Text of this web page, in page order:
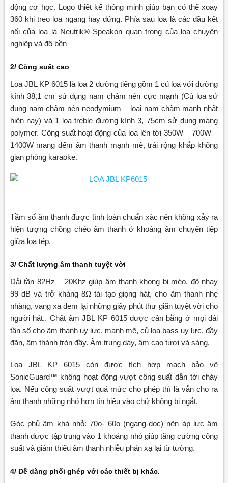
động cơ học. Logo thiết kế thông minh giúp bạn có thể xoay
360 khi treo loa ngang hay đứng. Phía sau loa là các đầu kết
nối của loa là Neutrik® Speakon quan trọng của loa chuyên
nghiệp và độ bền
2/ Công suất cao
Loa JBL KP 6015 là loa 2 đường tiếng gồm 1 củ loa với đường
kính 38,1 cm sử dụng nam châm nén cực mạnh (Củ loa sử
dụng nam châm nén neodymium – loại nam châm mạnh nhất
hiện nay) và 1 loa treble đường kính 3, 75cm sử dụng màng
polymer. Công suất hoạt động của loa lên tới 350W – 700W –
1400W mang đếm âm thanh mạnh mẽ, trải rộng khắp không
gian phòng karaoke.
Tầm số âm thanh được tính toán chuẩn xác nên không xảy ra
hiện tượng chồng chéo âm thanh ở khoảng âm chuyển tiếp
giữa loa tép.
3/ Chất lượng âm thanh tuyệt vời
Dải tần 82Hz – 20Khz giúp âm thanh khong bị méo, độ nhạy
99 dB và trở kháng 8Ω tái tạo giọng hát, cho âm thanh nhẹ
nhàng, vang xa đem lại những giây phút thư giãn tuyệt vời cho
người hát.. Chất âm JBL KP 6015 được cân bằng ở mọi dải
tần số cho âm thanh uy lực, mạnh mẽ, củ loa bass uy lực, đầy
đặn, âm thành tròn đầy. Âm trung dày, âm cao tươi và sáng.
Loa JBL KP 6015 còn được tích hợp mạch bảo vệ
SonicGuard™ không hoạt động vượt công suất dẫn tới cháy
loa. Nếu công suất vượt quá mức cho phép thì là vẫn cho ra
âm thanh những nhỏ hơn tín hiệu vào chứ không bị ngắt.
Góc phủ âm khá nhỏ: 70o- 60o (ngang-dọc) nên áp lực âm
thanh được tập trung vào 1 khoảng nhỏ giúp tăng cường công
suất và giảm thiểu âm thanh nhiễu phản xạ lại từ tường.
4/ Dễ dàng phối ghép với các thiết bị khác.